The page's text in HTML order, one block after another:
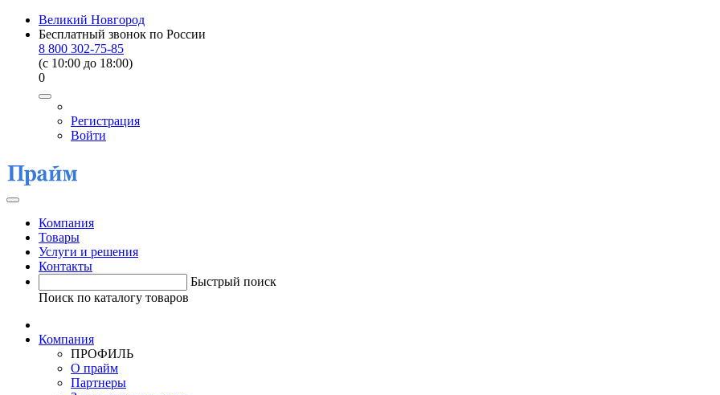
Великий Новгород
Бесплатный звонок по России
8 800 302-75-85
(c 10:00 до 18:00)
0
Регистрация
Войти
Компания
Товары
Услуги и решения
Контакты
Быстрый поиск
Поиск по каталогу товаров
Компания
ПРОФИЛЬ
О прайм
Партнеры